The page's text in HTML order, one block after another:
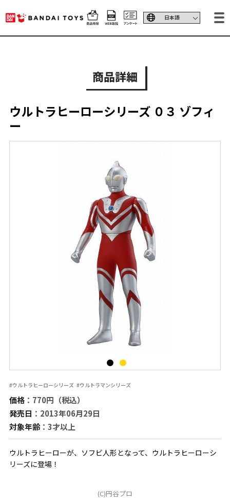
商品詳細
ウルトラヒーローシリーズ ０３ ゾフィ
ー
#ウルトラヒーローシリーズ #ウルトラマンシリーズ
価格：770円（税込）
発売日 ：2013年06月29日
対象年齢：3才以上
ウルトラヒーローが、ソフビ人形となって、ウルトラヒーローシ
リーズに登場！
(C)円谷プロ